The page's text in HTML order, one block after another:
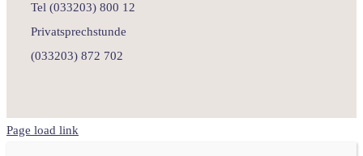
Tel (033203) 800 12
Privatsprechstunde
(033203) 872 702
Page load link